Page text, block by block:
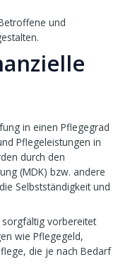
und
in einen Pflegegrad
Pflegeleistungen in
durch den
(MDK) bzw. andere
Selbstständigkeit und
vorbereitet
wie Pflegegeld,
die je nach Bedarf